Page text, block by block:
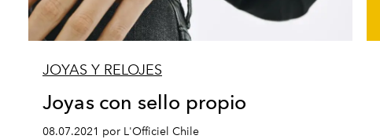
JOYAS Y RELOJES
Joyas con sello propio
08.07.2021 por L'Officiel Chile